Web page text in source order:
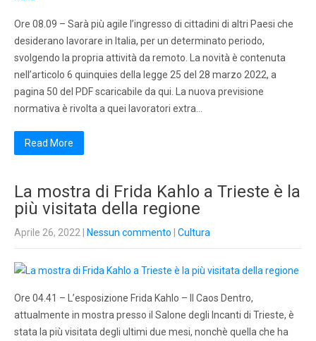
Ore 08.09 – Sarà più agile l’ingresso di cittadini di altri Paesi che
desiderano lavorare in Italia, per un determinato periodo,
svolgendo la propria attività da remoto. La novità è contenuta
nell’articolo 6 quinquies della legge 25 del 28 marzo 2022, a
pagina 50 del PDF scaricabile da qui. La nuova previsione
normativa è rivolta a quei lavoratori extra…
Read More
La mostra di Frida Kahlo a Trieste è la
più visitata della regione
Aprile 26, 2022 Nessun commento Cultura
Ore 04.41 – L’esposizione Frida Kahlo – Il Caos Dentro,
attualmente in mostra presso il Salone degli Incanti di Trieste, è
stata la più visitata degli ultimi due mesi, nonchè quella che ha